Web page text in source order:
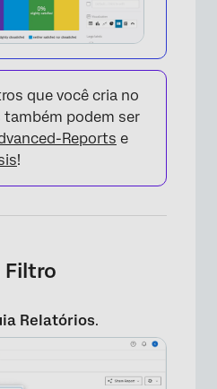
que você cria no
podem ser
Reports e
!
Filtro
Relatórios.